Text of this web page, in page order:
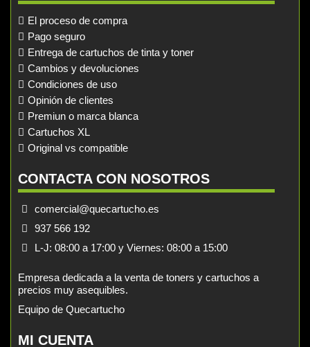
El proceso de compra
Pago seguro
Entrega de cartuchos de tinta y toner
Cambios y devoluciones
Condiciones de uso
Opinión de clientes
Premiun o marca blanca
Cartuchos XL
Original vs compatible
CONTACTA CON NOSOTROS
comercial@quecartucho.es
937 566 192
L-J: 08:00 a 17:00 y Viernes: 08:00 a 15:00
Empresa dedicada a la venta de toners y cartuchos a
precios muy asequibles.
Equipo de Quecartucho
MI CUENTA